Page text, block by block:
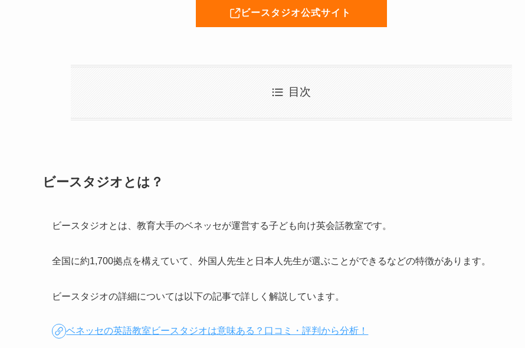
ビースタジオ公式サイト
目次
ビースタジオとは？
ビースタジオとは、教育大手のベネッセが運営する子ども向け英会話教室です。
全国に約1,700拠点を構えていて、外国人先生と日本人先生が選ぶことができるなどの特徴があります。
ビースタジオの詳細については以下の記事で詳しく解説しています。
ベネッセの英語教室ビースタジオは意味ある？口コミ・評判から分析！